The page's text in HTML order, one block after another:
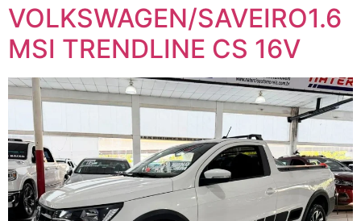
VOLKSWAGEN/SAVEIRO1.6
MSI TRENDLINE CS 16V